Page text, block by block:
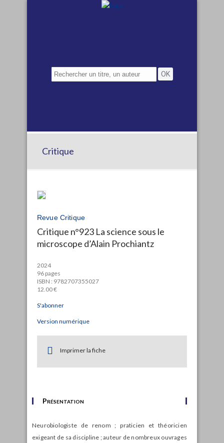
Critique
Revue Critique
Critique n°923 La science sous le
microscope d’Alain Prochiantz
2024
96 pages
ISBN : 9782707355027
12.00 €
S'abonner
Version numérique
Imprimer la fiche
Présentation
Neurobiologiste de renom ; praticien et théoricien
exigeant de sa discipline ; auteur de nombreux ouvrages